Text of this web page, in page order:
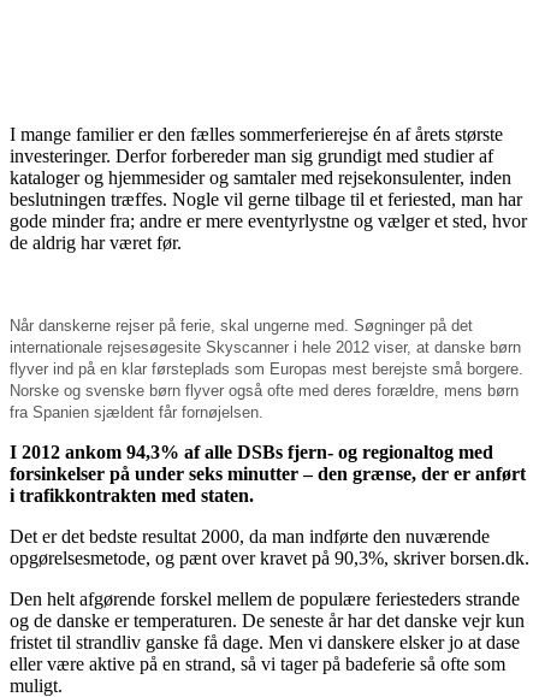
I mange familier er den fælles sommerferierejse én af årets største
investeringer. Derfor forbereder man sig grundigt med studier af
kataloger og hjemmesider og samtaler med rejsekonsulenter, inden
beslutningen træffes. Nogle vil gerne tilbage til et feriested, man har
gode minder fra; andre er mere eventyrlystne og vælger et sted, hvor
de aldrig har været før.
Når danskerne rejser på ferie, skal ungerne med. Søgninger på det
internationale rejsesøgesite Skyscanner i hele 2012 viser, at danske børn
flyver ind på en klar førsteplads som Europas mest berejste små borgere.
Norske og svenske børn flyver også ofte med deres forældre, mens børn
fra Spanien sjældent får fornøjelsen.
I 2012 ankom 94,3% af alle DSBs fjern- og regionaltog med
forsinkelser på under seks minutter – den grænse, der er anført
i trafikkontrakten med staten.
Det er det bedste resultat 2000, da man indførte den nuværende
opgørelsesmetode, og pænt over kravet på 90,3%, skriver borsen.dk.
Den helt afgørende forskel mellem de populære feriesteders strande
og de danske er temperaturen. De seneste år har det danske vejr kun
fristet til strandliv ganske få dage. Men vi danskere elsker jo at dase
eller være aktive på en strand, så vi tager på badeferie så ofte som
muligt.